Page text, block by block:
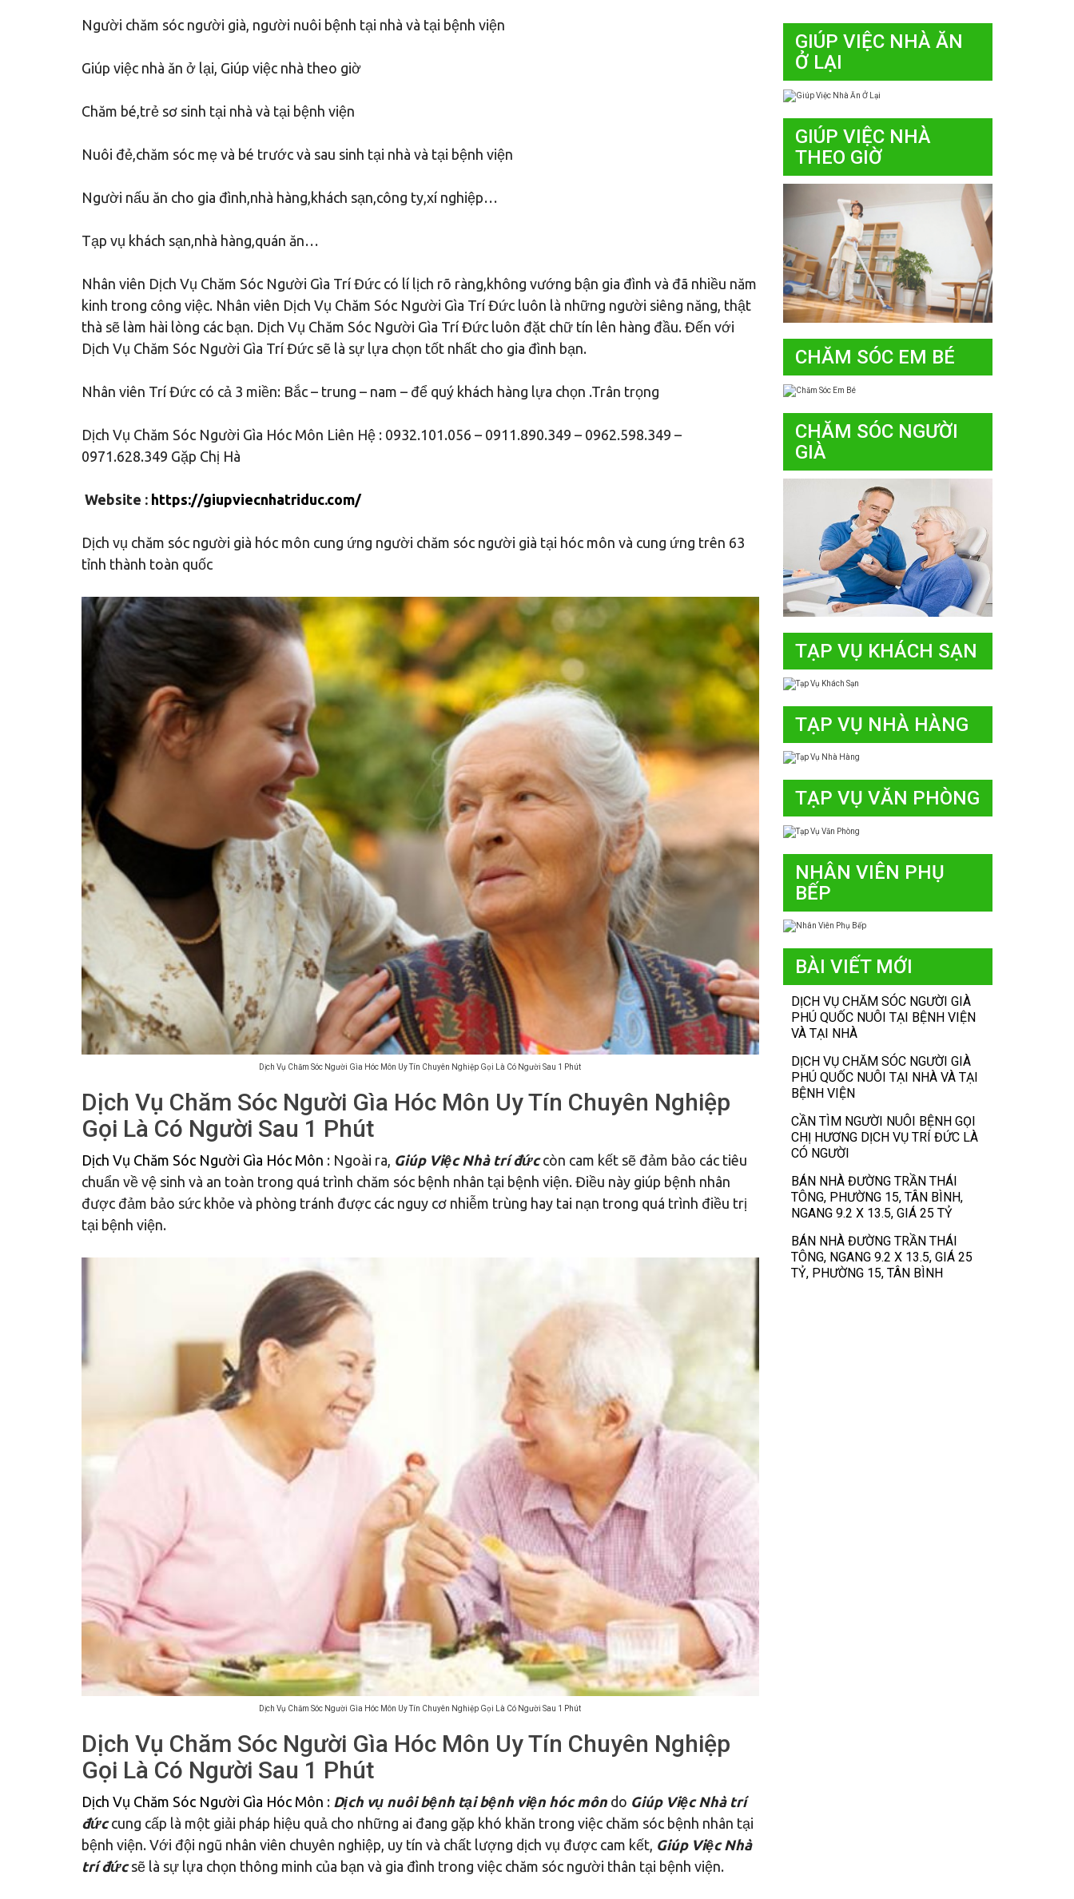
Người chăm sóc người già, người nuôi bệnh tại nhà và tại bệnh viện
Giúp việc nhà ăn ở lại, Giúp việc nhà theo giờ
Chăm bé,trẻ sơ sinh tại nhà và tại bệnh viện
Nuôi đẻ,chăm sóc mẹ và bé trước và sau sinh tại nhà và tại bệnh viện
Người nấu ăn cho gia đình,nhà hàng,khách sạn,công ty,xí nghiệp…
Tạp vụ khách sạn,nhà hàng,quán ăn…
Nhân viên Dịch Vụ Chăm Sóc Người Gìa Trí Đức có lí lịch rõ ràng,không vướng bận gia đình và đã nhiều năm
kinh trong công việc. Nhân viên Dịch Vụ Chăm Sóc Người Gìa Trí Đức luôn là những người siêng năng, thật
thà sẽ làm hài lòng các bạn. Dịch Vụ Chăm Sóc Người Gìa Trí Đức luôn đặt chữ tín lên hàng đầu. Đến với
Dịch Vụ Chăm Sóc Người Gìa Trí Đức sẽ là sự lựa chọn tốt nhất cho gia đình bạn.
Nhân viên Trí Đức có cả 3 miền: Bắc – trung – nam – để quý khách hàng lựa chọn .Trân trọng
Dịch Vụ Chăm Sóc Người Gìa Hóc Môn Liên Hệ : 0932.101.056 – 0911.890.349 – 0962.598.349 –
0971.628.349 Gặp Chị Hà
Website : https://giupviecnhatriduc.com/
Dịch vụ chăm sóc người già hóc môn cung ứng người chăm sóc người già tại hóc môn và cung ứng trên 63
tỉnh thành toàn quốc
Dịch Vụ Chăm Sóc Người Gìa Hóc Môn Uy Tín Chuyên Nghiệp Gọi Là Có Người Sau 1 Phút
Dịch Vụ Chăm Sóc Người Gìa Hóc Môn Uy Tín Chuyên Nghiệp
Gọi Là Có Người Sau 1 Phút
Dịch Vụ Chăm Sóc Người Gìa Hóc Môn : Ngoài ra, Giúp Việc Nhà trí đứccòn cam kết sẽ đảm bảo các tiêu
chuẩn về vệ sinh và an toàn trong quá trình chăm sóc bệnh nhân tại bệnh viện. Điều này giúp bệnh nhân
được đảm bảo sức khỏe và phòng tránh được các nguy cơ nhiễm trùng hay tai nạn trong quá trình điều trị
tại bệnh viện.
Dịch Vụ Chăm Sóc Người Gìa Hóc Môn Uy Tín Chuyên Nghiệp Gọi Là Có Người Sau 1 Phút
Dịch Vụ Chăm Sóc Người Gìa Hóc Môn Uy Tín Chuyên Nghiệp
Gọi Là Có Người Sau 1 Phút
Dịch Vụ Chăm Sóc Người Gìa Hóc Môn : Dịch vụ nuôi bệnh tại bệnh viện hóc môn do Giúp Việc Nhà trí
đứccung cấp là một giải pháp hiệu quả cho những ai đang gặp khó khăn trong việc chăm sóc bệnh nhân tại
bệnh viện. Với đội ngũ nhân viên chuyên nghiệp, uy tín và chất lượng dịch vụ được cam kết, Giúp Việc Nhà
trí đứcsẽ là sự lựa chọn thông minh của bạn và gia đình trong việc chăm sóc người thân tại bệnh viện.
GIÚP VIỆC NHÀ ĂN
Ở LẠI
GIÚP VIỆC NHÀ
THEO GIỜ
CHĂM SÓC EM BÉ
CHĂM SÓC NGƯỜI
GIÀ
TẠP VỤ KHÁCH SẠN
TẠP VỤ NHÀ HÀNG
TẠP VỤ VĂN PHÒNG
NHÂN VIÊN PHỤ
BẾP
BÀI VIẾT MỚI
DỊCH VỤ CHĂM SÓC NGƯỜI GIÀ
PHÚ QUỐC NUÔI TẠI BỆNH VIỆN
VÀ TẠI NHÀ
DỊCH VỤ CHĂM SÓC NGƯỜI GIÀ
PHÚ QUỐC NUÔI TẠI NHÀ VÀ TẠI
BỆNH VIỆN
CẦN TÌM NGƯỜI NUÔI BỆNH GỌI
CHỊ HƯƠNG DỊCH VỤ TRÍ ĐỨC LÀ
CÓ NGƯỜI
BÁN NHÀ ĐƯỜNG TRẦN THÁI
TÔNG, PHƯỜNG 15, TÂN BÌNH,
NGANG 9.2 X 13.5, GIÁ 25 TỶ
BÁN NHÀ ĐƯỜNG TRẦN THÁI
TÔNG, NGANG 9.2 X 13.5, GIÁ 25
TỶ, PHƯỜNG 15, TÂN BÌNH